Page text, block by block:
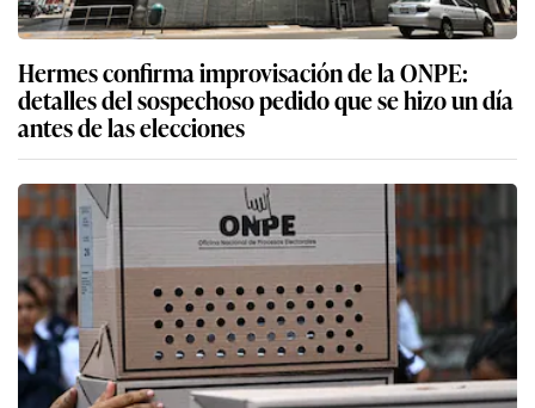
Hermes confirma improvisación de la ONPE:
detalles del sospechoso pedido que se hizo un día
antes de las elecciones